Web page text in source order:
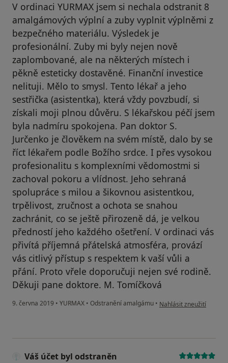
V ordinaci YURMAX jsem si nechala odstranit 8
amalgámových výplní a zuby vyplnit výplněmi z
bezpečného materiálu. Výsledek je
profesionální. Zuby mi byly nejen nově
zaplombované, ale na některých místech i
pěkně esteticky dostavěné. Finanční investice
nelituji. Mělo to smysl. Tento lékař a jeho
sestřička (asistentka), která vždy povzbudí, si
získali moji plnou důvěru. S lékařskou péčí jsem
byla nadmíru spokojena. Pan doktor S.
Jurčenko je člověkem na svém místě, dalo by se
říct lékařem podle Božího srdce. I přes vysokou
profesionalitu s komplexními vědomostmi si
zachoval pokoru a vlídnost. Jeho sehraná
spolupráce s milou a šikovnou asistentkou,
trpělivost, zručnost a ochota se snahou
zachránit, co se ještě přirozeně dá, je velkou
předností jeho každého ošetření. V ordinaci vás
přivítá příjemná přátelská atmosféra, provází
vás citlivý přístup s respektem k vaší vůli a
přání. Proto vřele doporučuji nejen své rodině.
Děkuji pane doktore. M. Tomíčková
9. června 2019 • YURMAX • Odstranění amalgámu • podle názoru uživatele
Nahlásit zneužití
Váš účet byl odstraněn